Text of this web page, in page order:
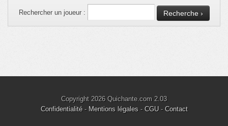
Rechercher un joueur :
Copyright 2026 Quichante.com 2.03
Confidentialité- Mentions légales- CGU- Contact